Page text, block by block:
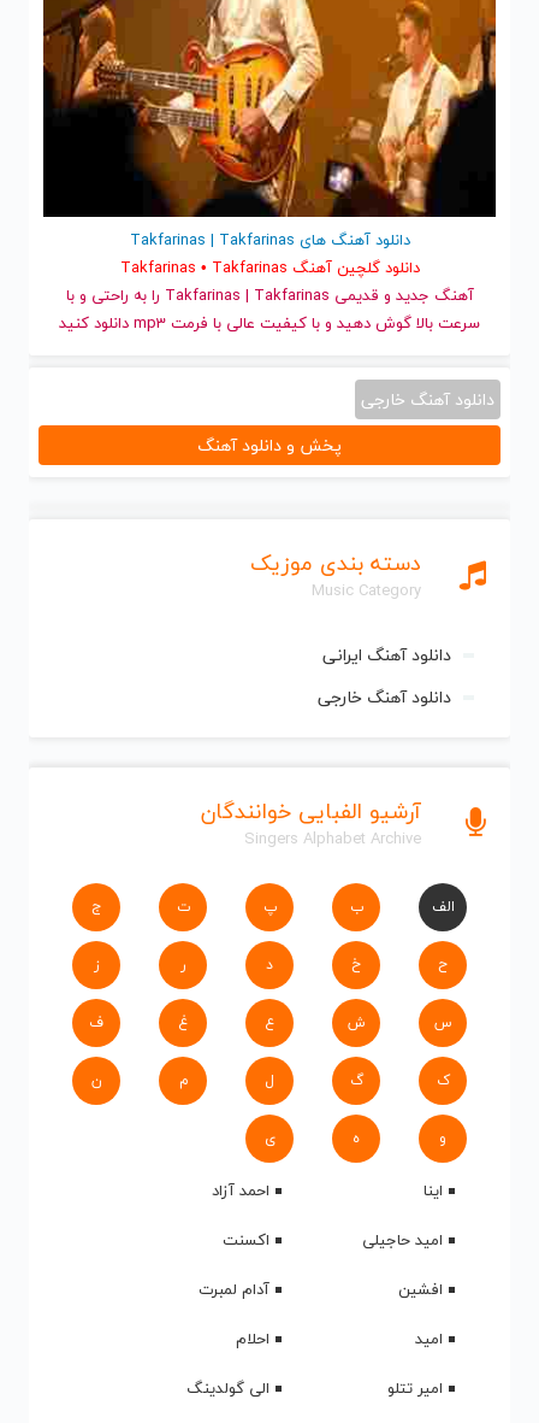
دسته بندی موزیک
Music Category
دانلود آهنگ ایرانی
دانلود آهنگ خارجی
آرشیو الفبایی خوانندگان
Singers Alphabet Archive
الف ب پ ت ج
ح خ د ر ز
س ش ع غ ف
ک گ ل م ن
و ه ی
اینا
احمد آزاد
امید حاجیلی
اکسنت
افشین
آدام لمبرت
امید
احلام
امیر تتلو
الی گولدینگ
دانلود آهنگ های Takfarinas | Takfarinas
دانلود گلچین آهنگ Takfarinas • Takfarinas
آهنگ جدید
و قدیمی Takfarinas | Takfarinas را به راحتی و با
سرعت بالا گوش دهید و با کیفیت عالی با فرمت mp3 دانلود کنید
دانلود آهنگ خارجی
پخش و دانلود آهنگ